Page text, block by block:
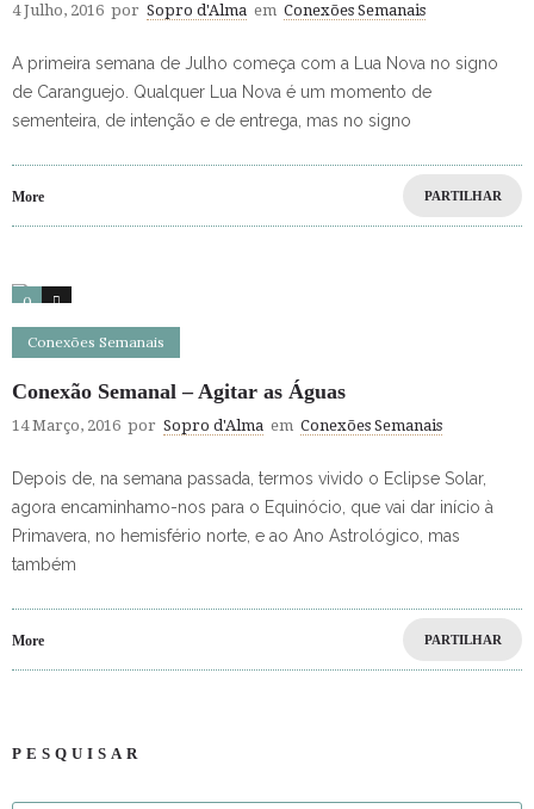
4 Julho, 2016 por Sopro d'Alma em Conexões Semanais
A primeira semana de Julho começa com a Lua Nova no signo
de Caranguejo. Qualquer Lua Nova é um momento de
sementeira, de intenção e de entrega, mas no signo
More PARTILHAR
0 0
Conexões Semanais
Conexão Semanal – Agitar as Águas
14 Março, 2016 por Sopro d'Alma em Conexões Semanais
Depois de, na semana passada, termos vivido o Eclipse Solar,
agora encaminhamo-nos para o Equinócio, que vai dar início à
Primavera, no hemisfério norte, e ao Ano Astrológico, mas
também
More PARTILHAR
PESQUISAR